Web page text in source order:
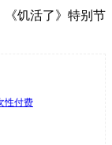
《饥活了》特别节
性付费